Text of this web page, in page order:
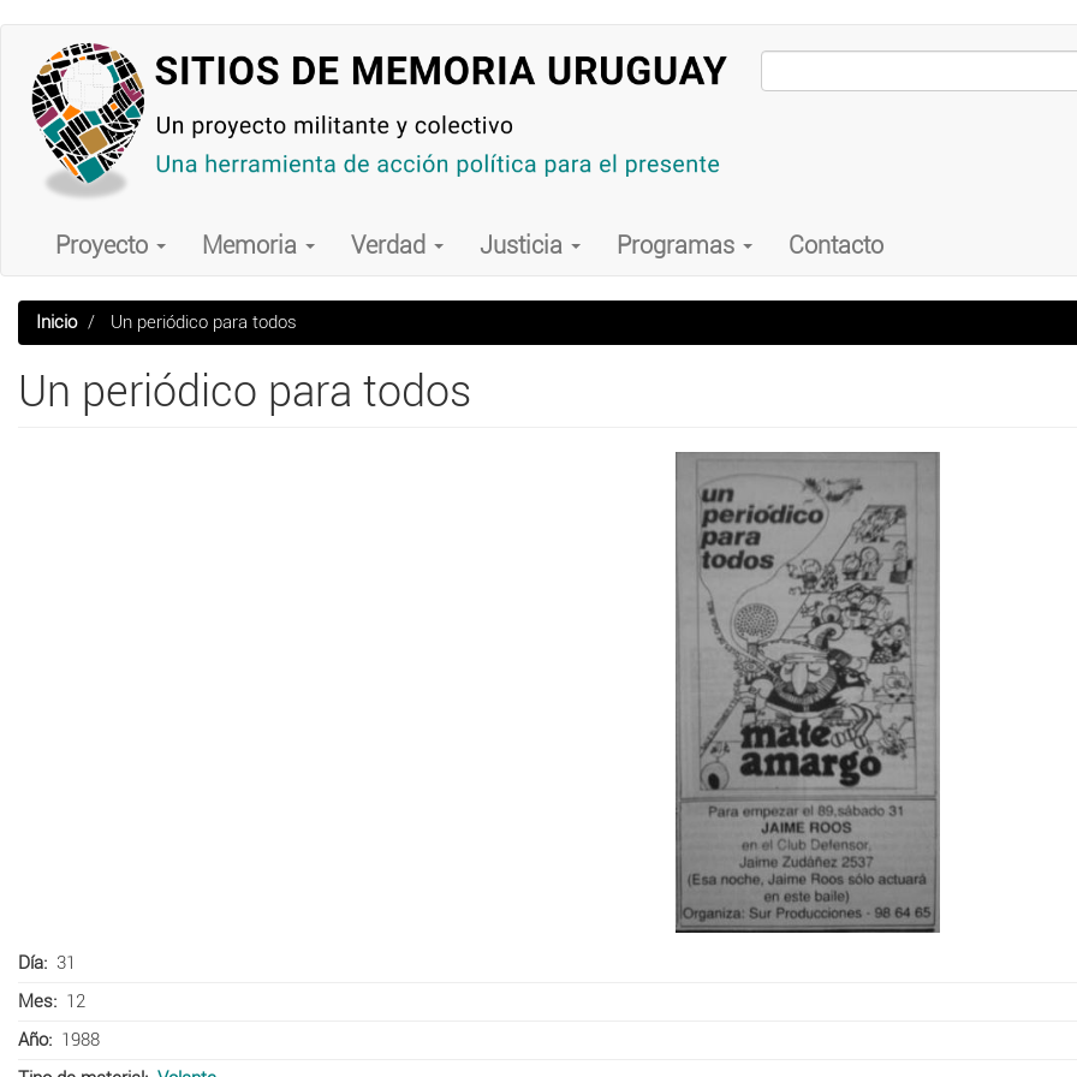
contenido
principal
Main
navigation
Proyecto Memoria Verdad Justicia Programas Contacto
Inicio Un periódico para todos
Un periódico para todos
Día
31
Mes
12
Año
1988